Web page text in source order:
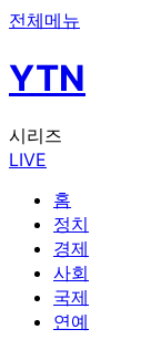
전체메뉴
YTN
시리즈
LIVE
홈
정치
경제
사회
국제
연예